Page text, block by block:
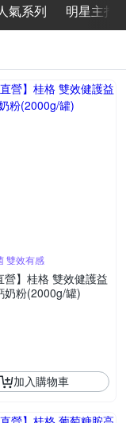
氣系列 明星主打
雙效有感
營】桂格 雙效健護益
奶粉(2000g/罐)
加入購物車